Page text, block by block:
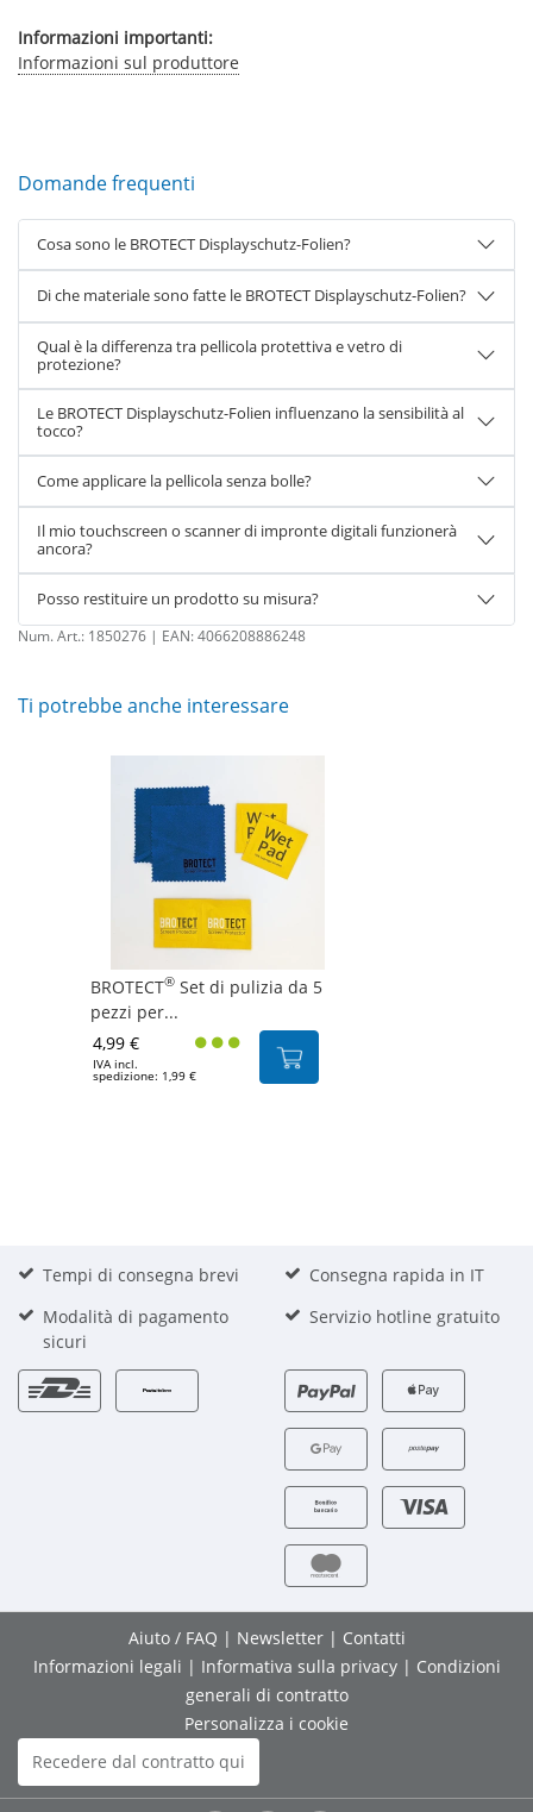
Informazioni importanti:
Informazioni sul produttore
Domande frequenti
Cosa sono le BROTECT Displayschutz-Folien?
Di che materiale sono fatte le BROTECT Displayschutz-Folien?
Qual è la differenza tra pellicola protettiva e vetro di
protezione?
Le BROTECT Displayschutz-Folien influenzano la sensibilità al
tocco?
Come applicare la pellicola senza bolle?
Il mio touchscreen o scanner di impronte digitali funzionerà
ancora?
Posso restituire un prodotto su misura?
Num. Art.: 1850276 | EAN:4066208886248
Ti potrebbe anche interessare
BROTECT® Set di pulizia da 5
pezzi per...
4,99 €
IVA incl.
spedizione: 1,99 €
Tempi di consegna brevi
Consegna rapida in IT
Modalità di pagamento
sicuri
Servizio hotline gratuito
Aiuto / FAQ | Newsletter | Contatti
Informazioni legali | Informativa sulla privacy | Condizioni
generali di contratto
Personalizza i cookie
Recedere dal contratto qui